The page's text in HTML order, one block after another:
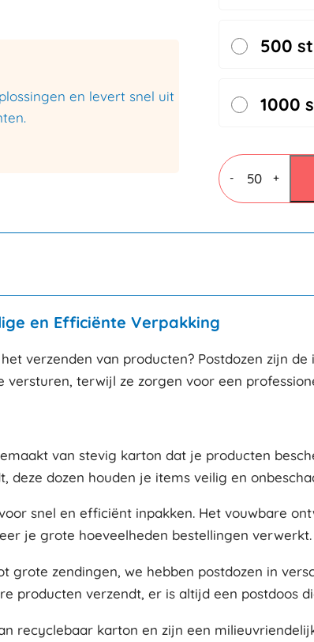
en levert snel uit
500
1000
-
Postdozen
bruin
150x150x60mm
aantal
+
en Efficiënte Verpakking
verzenden van producten? Postdozen zijn
terwijl ze zorgen voor een
van stevig karton dat je producten
dozen houden je items veilig en
snel en efficiënt inpakken. Het vouwbare
je grote hoeveelheden bestellingen verwerkt.
grote zendingen, we hebben postdozen in
producten verzendt, er is altijd een postdoos
recyclebaar karton en zijn een